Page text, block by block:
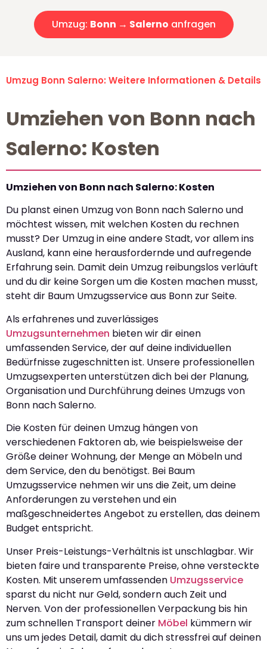
Umzug: Bonn → Salerno anfragen
Umzug Bonn Salerno: Weitere Informationen & Details
Umziehen von Bonn nach
Salerno: Kosten
Umziehen von Bonn nach Salerno: Kosten
Du planst einen Umzug von Bonn nach Salerno und
möchtest wissen, mit welchen Kosten du rechnen
musst? Der Umzug in eine andere Stadt, vor allem ins
Ausland, kann eine herausfordernde und aufregende
Erfahrung sein. Damit dein Umzug reibungslos verläuft
und du dir keine Sorgen um die Kosten machen musst,
steht dir Baum Umzugsservice aus Bonn zur Seite.
Als erfahrenes und zuverlässiges
Umzugsunternehmen bieten wir dir einen
umfassenden Service, der auf deine individuellen
Bedürfnisse zugeschnitten ist. Unsere professionellen
Umzugsexperten unterstützen dich bei der Planung,
Organisation und Durchführung deines Umzugs von
Bonn nach Salerno.
Die Kosten für deinen Umzug hängen von
verschiedenen Faktoren ab, wie beispielsweise der
Größe deiner Wohnung, der Menge an Möbeln und
dem Service, den du benötigst. Bei Baum
Umzugsservice nehmen wir uns die Zeit, um deine
Anforderungen zu verstehen und ein
maßgeschneidertes Angebot zu erstellen, das deinem
Budget entspricht.
Unser Preis-Leistungs-Verhältnis ist unschlagbar. Wir
bieten faire und transparente Preise, ohne versteckte
Kosten. Mit unserem umfassenden Umzugsservice
sparst du nicht nur Geld, sondern auch Zeit und
Nerven. Von der professionellen Verpackung bis hin
zum schnellen Transport deiner Möbel kümmern wir
uns um jedes Detail, damit du dich stressfrei auf deinen